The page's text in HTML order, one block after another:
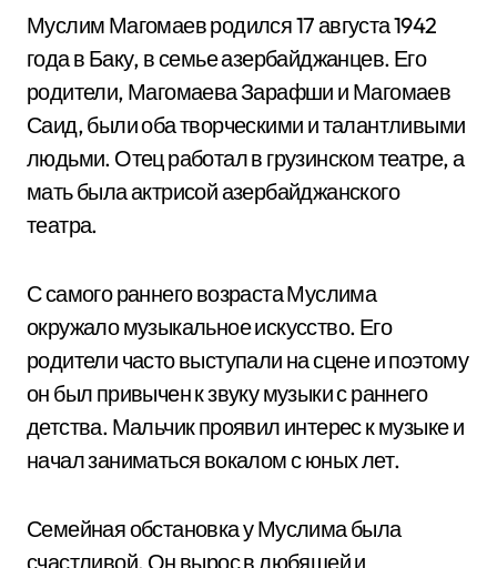
Муслим Магомаев родился 17 августа 1942
года в Баку, в семье азербайджанцев. Его
родители, Магомаева Зарафши и Магомаев
Саид, были оба творческими и талантливыми
людьми. Отец работал в грузинском театре, а
мать была актрисой азербайджанского
театра.
С самого раннего возраста Муслима
окружало музыкальное искусство. Его
родители часто выступали на сцене и поэтому
он был привычен к звуку музыки с раннего
детства. Мальчик проявил интерес к музыке и
начал заниматься вокалом с юных лет.
Семейная обстановка у Муслима была
счастливой. Он вырос в любящей и